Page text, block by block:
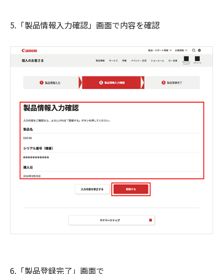
5.「製品情報入力確認」画面で内容を確認
6.「製品登録完了」画面で